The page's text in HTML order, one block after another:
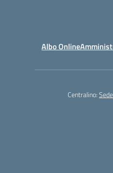
Albo Online
Centralino: